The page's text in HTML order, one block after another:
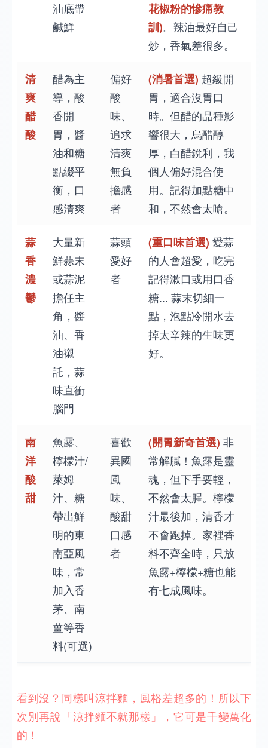
油底帶
鹹鮮
花椒粉的慘痛教
訓)。辣油最好自己
炒，香氣差很多。
清
爽
醋
酸
醋為主
導，酸
香開
胃，醬
油和糖
點綴平
衡，口
感清爽
偏好
酸
味、
追求
清爽
無負
擔感
者
(消暑首選) 超級開
胃，適合沒胃口
時。但醋的品種影
響很大，烏醋醇
厚，白醋銳利，我
個人偏好混合使
用。記得加點糖中
和，不然會太嗆。
蒜
香
濃
鬱
大量新
鮮蒜末
或蒜泥
擔任主
角，醬
油、香
油襯
託，蒜
味直衝
腦門
蒜頭
愛好
者
(重口味首選) 愛蒜
的人會超愛，吃完
記得漱口或用口香
糖... 蒜末切細一
點，泡點冷開水去
掉太辛辣的生味更
好。
南
洋
酸
甜
魚露、
檸檬汁/
萊姆
汁、糖
帶出鮮
明的東
南亞風
味，常
加入香
茅、南
薑等香
料(可選)
喜歡
異國
風
味、
酸甜
口感
者
(開胃新奇首選) 非
常解膩！魚露是靈
魂，但下手要輕，
不然會太腥。檸檬
汁最後加，清香才
不會跑掉。家裡香
料不齊全時，只放
魚露+檸檬+糖也能
有七成風味。
看到沒？同樣叫涼拌麵，風格差超多的！所以下
次別再說「涼拌麵不就那樣」，它可是千變萬化
的！